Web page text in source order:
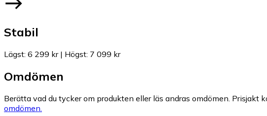
Stabil
Lägst: 6 299 kr| Högst: 7 099 kr
Omdömen
Berätta vad du tycker om produkten eller läs andras omdömen.
omdömen.